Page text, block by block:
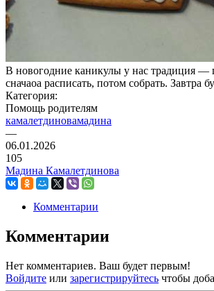
В новогодние каникулы у нас традиция
сначаоа расписать, потом собрать. Завтра
Категория:
Помощь родителям
камалетдиновамадина
—
06.01.2026
105
Мадина Камалетдинова
Комментарии
Комментарии
Нет комментариев. Ваш будет первым!
Войдите или зарегистрируйтесь чтобы